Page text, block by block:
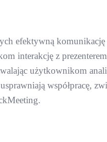
efektywną
interakcję z
użytkownikom
współpracę,